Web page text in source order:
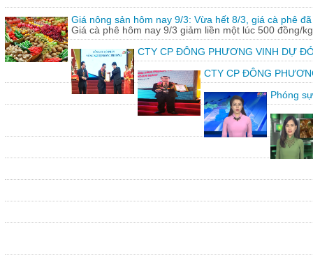
Giá nông sản hôm nay 9/3: Vừa hết 8/3, giá cà phê
Giá cà phê hôm nay 9/3 giảm liền một lúc 500 đồng/
CTY CP ĐÔNG PHƯƠNG VINH DỰ
CTY CP ĐÔNG
Phóng